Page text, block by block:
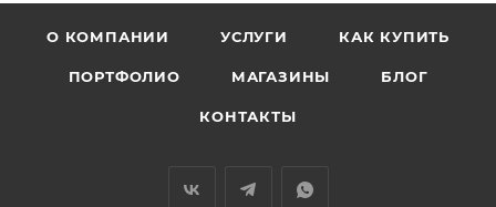
О КОМПАНИИ УСЛУГИ КАК КУПИТЬ
ПОРТФОЛИО МАГАЗИНЫ БЛОГ
КОНТАКТЫ